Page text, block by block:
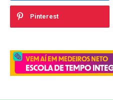
Pinterest